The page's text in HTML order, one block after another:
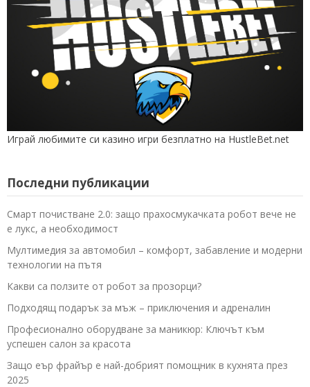
Играй любимите си казино игри безплатно на HustleBet.net
Последни публикации
Смарт почистване 2.0: защо прахосмукачката робот вече не
е лукс, а необходимост
Мултимедия за автомобил – комфорт, забавление и модерни
технологии на пътя
Какви са ползите от робот за прозорци?
Подходящ подарък за мъж – приключения и адреналин
Професионално оборудване за маникюр: Ключът към
успешен салон за красота
Защо еър фрайър е най-добрият помощник в кухнята през
2025